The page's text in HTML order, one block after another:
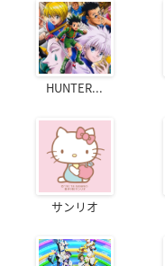
HUNTER...
サンリオ